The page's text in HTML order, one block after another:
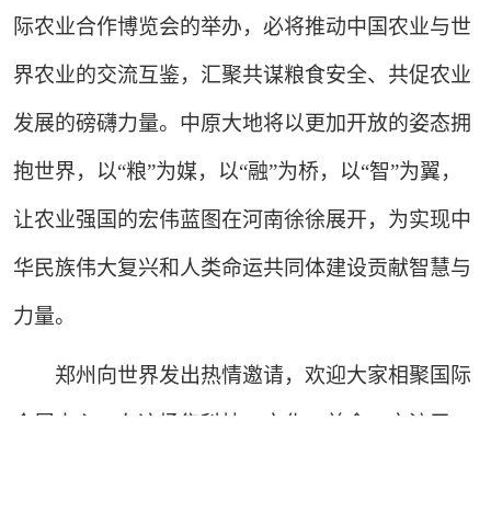
际农业合作博览会的举办，必将推动中国农业与世
界农业的交流互鉴，汇聚共谋粮食安全、共促农业
发展的磅礴力量。中原大地将以更加开放的姿态拥
抱世界，以“粮”为媒，以“融”为桥，以“智”为翼，
让农业强国的宏伟蓝图在河南徐徐展开，为实现中
华民族伟大复兴和人类命运共同体建设贡献智慧与
力量。
郑州向世界发出热情邀请，欢迎大家相聚国际